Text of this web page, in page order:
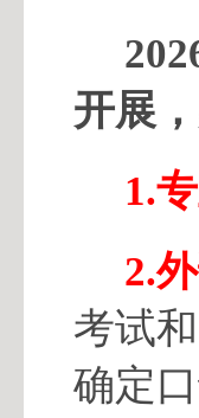
开展
1.
2.
考试
确定